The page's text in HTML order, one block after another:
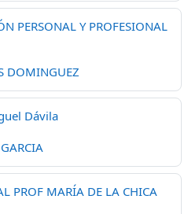
PERSONAL Y PROFESIONAL
DOMINGUEZ
Dávila
PROF MARÍA DE LA CHICA